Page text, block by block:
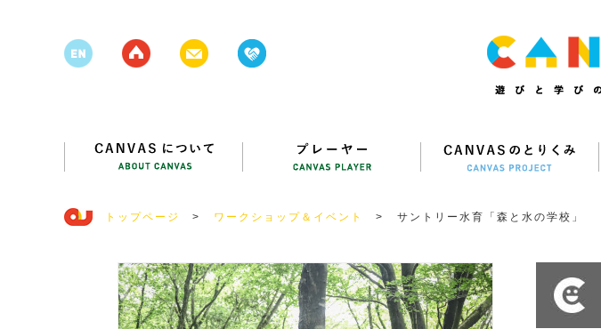
トップページ > ワークショップ＆イベント > サントリー水育「森と水の学校」